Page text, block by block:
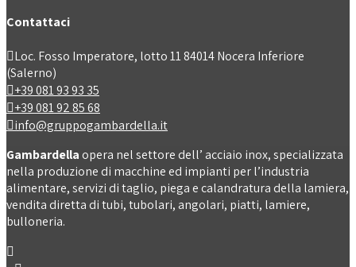
Contattaci
Loc. Fosso Imperatore, lotto 11 84014 Nocera Inferiore
(Salerno)
+39 081 93 93 35
+39 081 92 85 68
info@gruppogambardella.it
Gambardellaopera nel settore dell’ acciaio inox, specializzata
nella produzione di macchine ed impianti per l’industria
alimentare, servizi di taglio, piega e calandratura della lamiera,
vendita diretta di tubi, tubolari, angolari, piatti, lamiere,
bulloneria.